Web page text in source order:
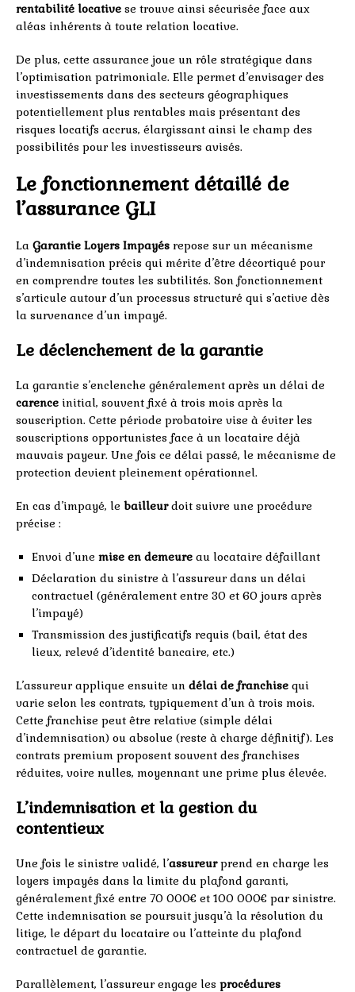
rentabilité locative se trouve ainsi sécurisée face aux
aléas inhérents à toute relation locative.
De plus, cette assurance joue un rôle stratégique dans
l’optimisation patrimoniale. Elle permet d’envisager des
investissements dans des secteurs géographiques
potentiellement plus rentables mais présentant des
risques locatifs accrus, élargissant ainsi le champ des
possibilités pour les investisseurs avisés.
Le fonctionnement détaillé de
l’assurance GLI
La Garantie Loyers Impayés repose sur un mécanisme
d’indemnisation précis qui mérite d’être décortiqué pour
en comprendre toutes les subtilités. Son fonctionnement
s’articule autour d’un processus structuré qui s’active dès
la survenance d’un impayé.
Le déclenchement de la garantie
La garantie s’enclenche généralement après un délai de
carence initial, souvent fixé à trois mois après la
souscription. Cette période probatoire vise à éviter les
souscriptions opportunistes face à un locataire déjà
mauvais payeur. Une fois ce délai passé, le mécanisme de
protection devient pleinement opérationnel.
En cas d’impayé, le bailleurdoit suivre une procédure
précise :
Envoi d’une mise en demeure au locataire défaillant
Déclaration du sinistre à l’assureur dans un délai
contractuel (généralement entre 30 et 60 jours après
l’impayé)
Transmission des justificatifs requis (bail, état des
lieux, relevé d’identité bancaire, etc.)
L’assureur applique ensuite un délai de franchise qui
varie selon les contrats, typiquement d’un à trois mois.
Cette franchise peut être relative (simple délai
d’indemnisation) ou absolue (reste à charge définitif). Les
contrats premium proposent souvent des franchises
réduites, voire nulles, moyennant une prime plus élevée.
L’indemnisation et la gestion du
contentieux
Une fois le sinistre validé, l’assureurprend en charge les
loyers impayés dans la limite du plafond garanti,
généralement fixé entre 70 000€ et 100 000€ par sinistre.
Cette indemnisation se poursuit jusqu’à la résolution du
litige, le départ du locataire ou l’atteinte du plafond
contractuel de garantie.
Parallèlement, l’assureur engage les procédures